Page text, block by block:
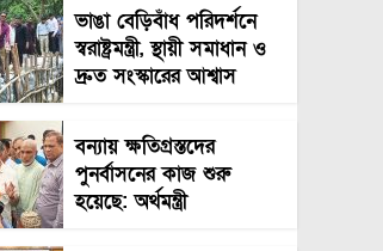
ভাঙা বেড়িবাঁধ পরিদর্শনে
স্বরাষ্ট্রমন্ত্রী, স্থায়ী সমাধান ও
দ্রুত সংস্কারের আশ্বাস
বন্যায় ক্ষতিগ্রস্তদের
পুনর্বাসনের কাজ শুরু
হয়েছে: অর্থমন্ত্রী